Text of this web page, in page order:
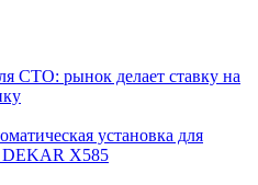
СТО: рынок делает ставку на
установка для
DEKAR X585